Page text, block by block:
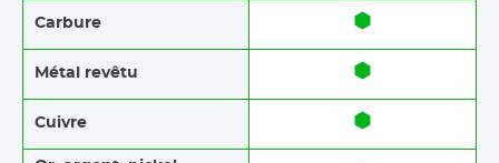
Carbure
Métal revêtu
Cuivre